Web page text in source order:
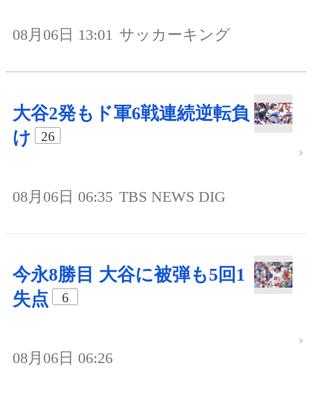
08月06日 13:01 サッカーキング
大谷2発もド軍6戦連続逆転負
け
26
08月06日 06:35 TBS NEWS DIG
今永8勝目 大谷に被弾も5回1
失点
6
08月06日 06:26